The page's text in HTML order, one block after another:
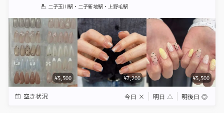
1 2 3 4 5
二子玉川駅・二子新地駅・上野毛駅
¥5,500 ¥7,200 ¥5,500
空き状況 今日 × 明日 △ 明後日 ◎